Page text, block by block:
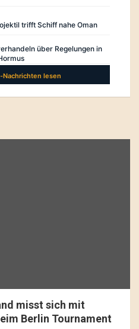
misst sich mit
Berlin Tournament